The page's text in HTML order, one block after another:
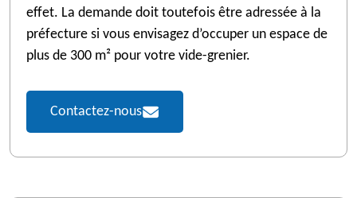
effet. La demande doit toutefois être adressée à la
préfecture si vous envisagez d’occuper un espace de
plus de 300 m² pour votre vide-grenier.
Contactez-nous